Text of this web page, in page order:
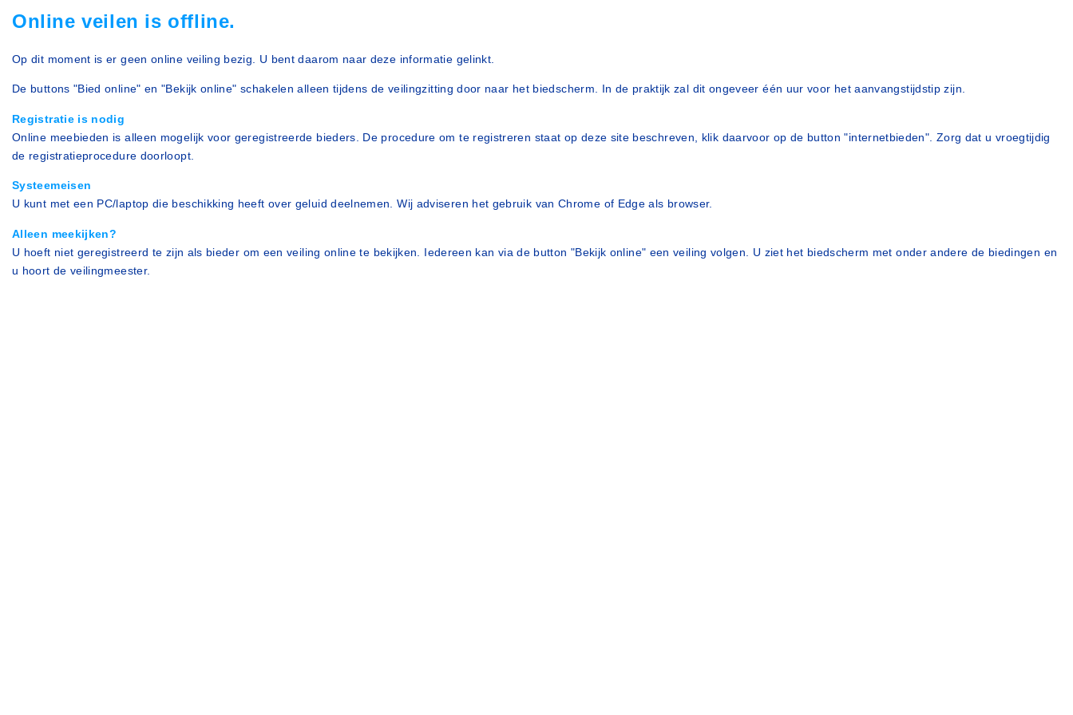
Online veilen is offline.
Op dit moment is er geen online veiling bezig. U bent daarom naar deze informatie gelinkt.
De buttons "Bied online" en "Bekijk online" schakelen alleen tijdens de veilingzitting door naar het biedscherm. In de praktijk zal dit ongeveer één uur voor het aanvangstijdstip zijn.
Registratie is nodig
Online meebieden is alleen mogelijk voor geregistreerde bieders. De procedure om te registreren staat op deze site beschreven, klik daarvoor op de button "internetbieden". Zorg dat u vroegtijdig
de registratieprocedure doorloopt.
Systeemeisen
U kunt met een PC/laptop die beschikking heeft over geluid deelnemen. Wij adviseren het gebruik van Chrome of Edge als browser.
Alleen meekijken?
U hoeft niet geregistreerd te zijn als bieder om een veiling online te bekijken. Iedereen kan via de button "Bekijk online" een veiling volgen. U ziet het biedscherm met onder andere de biedingen en
u hoort de veilingmeester.